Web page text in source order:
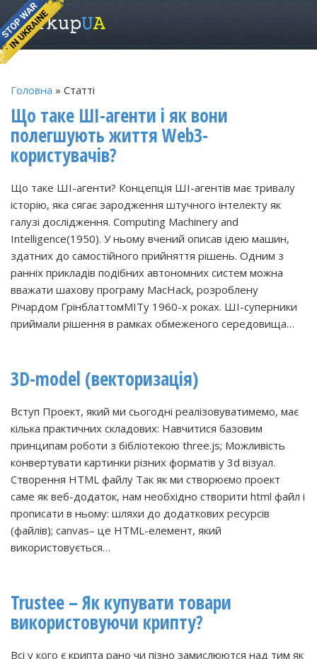
Головна » Статті
Що таке ШІ-агенти і як вони
полегшують життя Web3-
користувачів?
Що таке ШІ-агенти? Концепція ШІ-агентів має тривалу
історію, яка сягає зародження штучного інтелекту як
галузі дослідження. Computing Machinery and
Intelligence(1950). У ньому вчений описав ідею машин,
здатних до самостійного прийняття рішень. Одним з
ранніх прикладів подібних автономних систем можна
вважати шахову програму MacHack, розроблену
Річардом ГрінблаттомMITу 1960-х роках. ШІ-суперники
приймали рішення в рамках обмеженого середовища…
3D-model (векторизація)
Вступ Проект, який ми сьогодні реалізовуватимемо, має
кілька практичних складових: Навчитися базовим
принципам роботи з бібліотекою three.js; Можливість
конвертувати картинки різних форматів у 3d візуал.
Створення HTML файлу Так як ми створюємо проект
саме як веб-додаток, нам необхідно створити html файл і
прописати в ньому: шляхи до додаткових ресурсів
(файлів); canvas– це HTML-елемент, який
використовується…
Trustee – Як купувати товари
використовуючи крипту?
Всі у кого є крипта рано чи пізно замислюются над тим як